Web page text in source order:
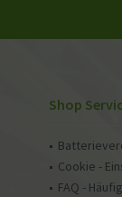
Shop
Cookie -
FAQ -